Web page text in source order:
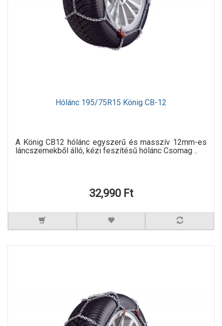
Hólánc 195/75R15 König CB-12
A König CB12 hólánc egyszerű és masszív 12mm-es
láncszemekből álló, kézi feszítésű hólánc Csomag ..
32,990 Ft